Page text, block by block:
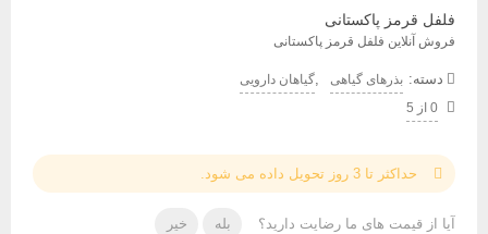
فلفل قرمز پاکستانی
فروش آنلاین فلفل قرمز پاکستانی
دسته: بذرهای گیاهی ,گیاهان دارویی
0 از 5
حداکثر تا 3 روز تحویل داده می شود.
آیا از قیمت های ما رضایت دارید؟ بله خیر